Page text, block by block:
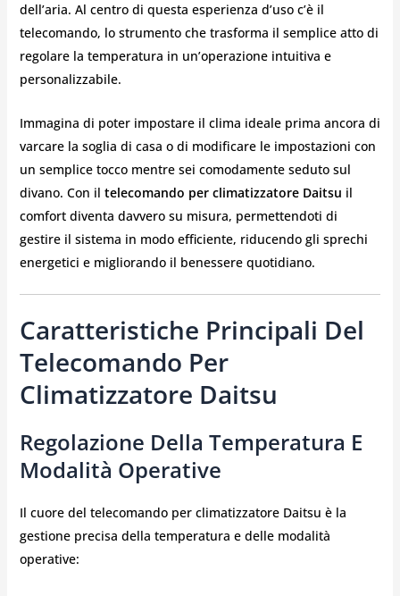
dell’aria. Al centro di questa esperienza d’uso c’è il
telecomando, lo strumento che trasforma il semplice atto di
regolare la temperatura in un’operazione intuitiva e
personalizzabile.
Immagina di poter impostare il clima ideale prima ancora di
varcare la soglia di casa o di modificare le impostazioni con
un semplice tocco mentre sei comodamente seduto sul
divano. Con il telecomando per climatizzatore Daitsu il
comfort diventa davvero su misura, permettendoti di
gestire il sistema in modo efficiente, riducendo gli sprechi
energetici e migliorando il benessere quotidiano.
Caratteristiche Principali Del
Telecomando Per
Climatizzatore Daitsu
Regolazione Della Temperatura E
Modalità Operative
Il cuore del telecomando per climatizzatore Daitsu è la
gestione precisa della temperatura e delle modalità
operative: